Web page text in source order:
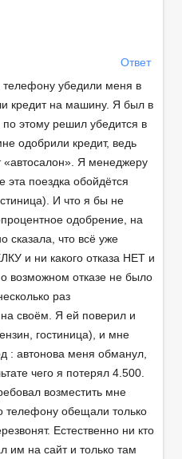
Ответ
убедили меня в
кредит на машину. Я был в
этому решил убедится в
одобрили кредит, ведь
«автосалон». Я менеджеру
эта поездка обойдётся
И что я бы не
одобрение, на
сказала, что всё уже
и ни какого отказа НЕТ и
возможном отказе не было
раз
своём. Я ей поверил и
гостиница), и мне
: автонова меня обманул,
чего я потерял 4.500.
возместить мне
телефону обещали только
Естественно ни кто
им на сайт и только там